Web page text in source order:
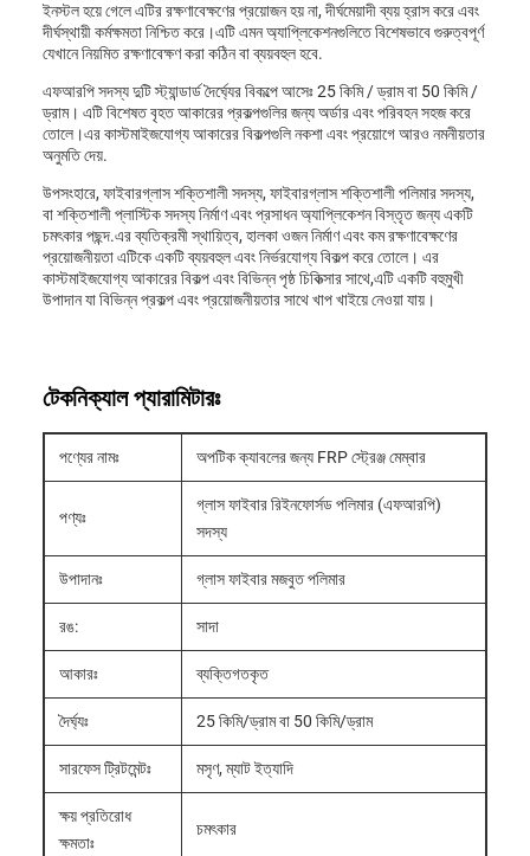
ইনস্টল হয়ে গেলে এটির রক্ষণাবেক্ষণের প্রয়োজন হয় না, দীর্ঘমেয়াদী ব্যয় হ্রাস করে এবং
দীর্ঘস্থায়ী কর্মক্ষমতা নিশ্চিত করে।এটি এমন অ্যাপ্লিকেশনগুলিতে বিশেষভাবে গুরুত্বপূর্ণ
যেখানে নিয়মিত রক্ষণাবেক্ষণ করা কঠিন বা ব্যয়বহুল হবে.
এফআরপি সদস্য দুটি স্ট্যান্ডার্ড দৈর্ঘ্যের বিকল্পে আসেঃ 25 কিমি / ড্রাম বা 50 কিমি /
ড্রাম। এটি বিশেষত বৃহত আকারের প্রকল্পগুলির জন্য অর্ডার এবং পরিবহন সহজ করে
তোলে।এর কাস্টমাইজযোগ্য আকারের বিকল্পগুলি নকশা এবং প্রয়োগে আরও নমনীয়তার
অনুমতি দেয়.
উপসংহারে, ফাইবারগ্লাস শক্তিশালী সদস্য, ফাইবারগ্লাস শক্তিশালী পলিমার সদস্য,
বা শক্তিশালী প্লাস্টিক সদস্য নির্মাণ এবং প্রসাধন অ্যাপ্লিকেশন বিস্তৃত জন্য একটি
চমৎকার পছন্দ.এর ব্যতিক্রমী স্থায়িত্ব, হালকা ওজন নির্মাণ এবং কম রক্ষণাবেক্ষণের
প্রয়োজনীয়তা এটিকে একটি ব্যয়বহুল এবং নির্ভরযোগ্য বিকল্প করে তোলে। এর
কাস্টমাইজযোগ্য আকারের বিকল্প এবং বিভিন্ন পৃষ্ঠ চিকিত্সার সাথে,এটি একটি বহুমুখী
উপাদান যা বিভিন্ন প্রকল্প এবং প্রয়োজনীয়তার সাথে খাপ খাইয়ে নেওয়া যায়।
টেকনিক্যাল প্যারামিটারঃ
পণ্যের নামঃ অপটিক ক্যাবলের জন্য FRP স্ট্রেঞ্জ মেম্বার
পণ্যঃ
গ্লাস ফাইবার রিইনফোর্সড পলিমার (এফআরপি)
সদস্য
উপাদানঃ গ্লাস ফাইবার মজবুত পলিমার
রঙ: সাদা
আকারঃ ব্যক্তিগতকৃত
দৈর্ঘ্যঃ 25 কিমি/ড্রাম বা 50 কিমি/ড্রাম
সারফেস ট্রিটমেন্টঃ মসৃণ, ম্যাট ইত্যাদি
ক্ষয় প্রতিরোধ
ক্ষমতাঃ
চমৎকার